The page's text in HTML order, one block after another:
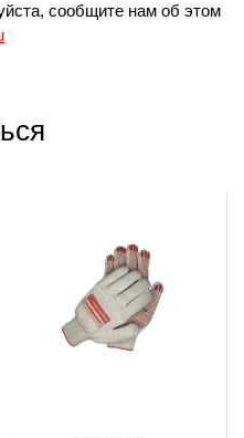
сообщите нам об этом